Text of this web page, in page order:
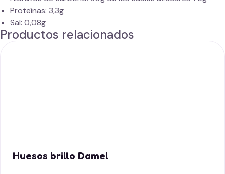
Proteínas: 3,3g
Sal: 0,08g
Productos relacionados
Huesos brillo Damel